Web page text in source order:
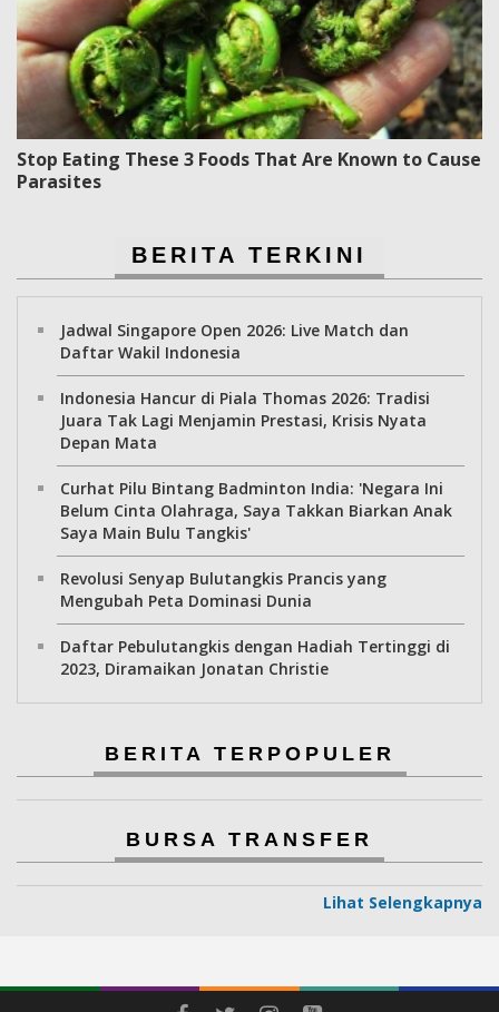
Stop Eating These 3 Foods That Are Known to Cause
Parasites
BERITA TERKINI
Jadwal Singapore Open 2026: Live Match dan
Daftar Wakil Indonesia
Indonesia Hancur di Piala Thomas 2026: Tradisi
Juara Tak Lagi Menjamin Prestasi, Krisis Nyata
Depan Mata
Curhat Pilu Bintang Badminton India: 'Negara Ini
Belum Cinta Olahraga, Saya Takkan Biarkan Anak
Saya Main Bulu Tangkis'
Revolusi Senyap Bulutangkis Prancis yang
Mengubah Peta Dominasi Dunia
Daftar Pebulutangkis dengan Hadiah Tertinggi di
2023, Diramaikan Jonatan Christie
BERITA TERPOPULER
BURSA TRANSFER
Lihat Selengkapnya